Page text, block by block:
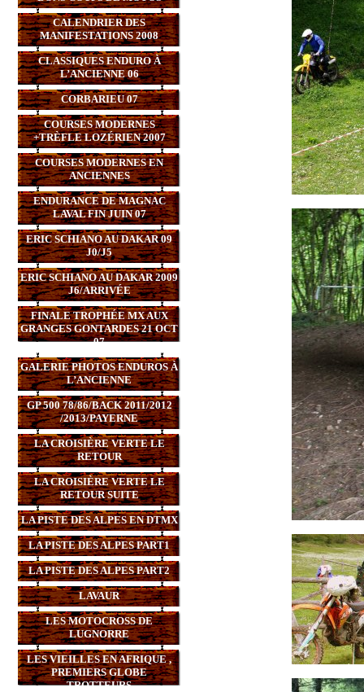
CALENDRIER DES
MANIFESTATIONS 2008
CLASSIQUES ENDURO À
L’ANCIENNE 06
CORBARIEU 07
COURSES MODERNES
+TRÈFLE LOZÉRIEN 2007
COURSES MODERNES EN
ANCIENNES
ENDURANCE DE MAGNAC
LAVAL FIN JUIN 07
ERIC SCHIANO AU DAKAR 09
J0/J5
ERIC SCHIANO AU DAKAR 2009
J6/ARRIVÉE
FINALE TROPHÉE MX AUX
GRANGES GONTARDES 21 OCT
07
GALERIE PHOTOS ENDUROS À
L’ANCIENNE
GP 500 78/86/BACK 2011/2012
/2013/PAYERNE
LA CROISIÈRE VERTE LE
RETOUR
LA CROISIÈRE VERTE LE
RETOUR SUITE
LA PISTE DES ALPES EN DTMX
LA PISTE DES ALPES PART1
LA PISTE DES ALPES PART2
LAVAUR
LES MOTOCROSS DE
LUGNORRE
LES VIEILLES EN AFRIQUE ,
PREMIERS GLOBE
TROTTEURS